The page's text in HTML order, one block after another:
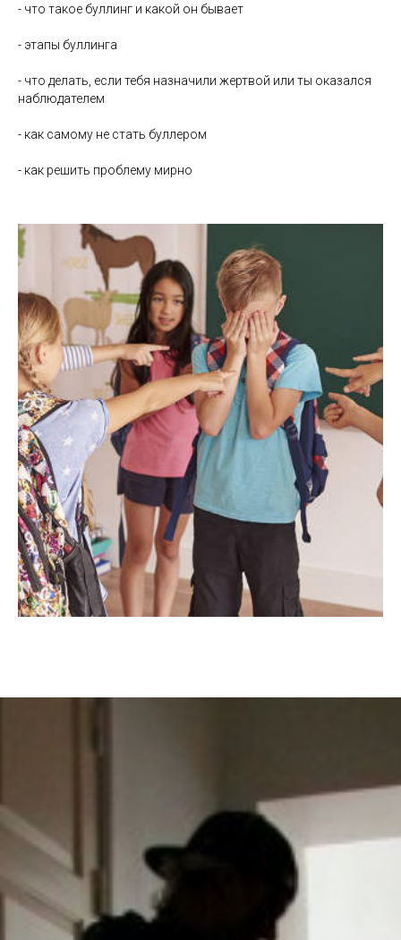
- что такое буллинг и какой он бывает
- этапы буллинга
- что делать, если тебя назначили жертвой или ты оказался
наблюдателем
- как самому не стать буллером
- как решить проблему мирно